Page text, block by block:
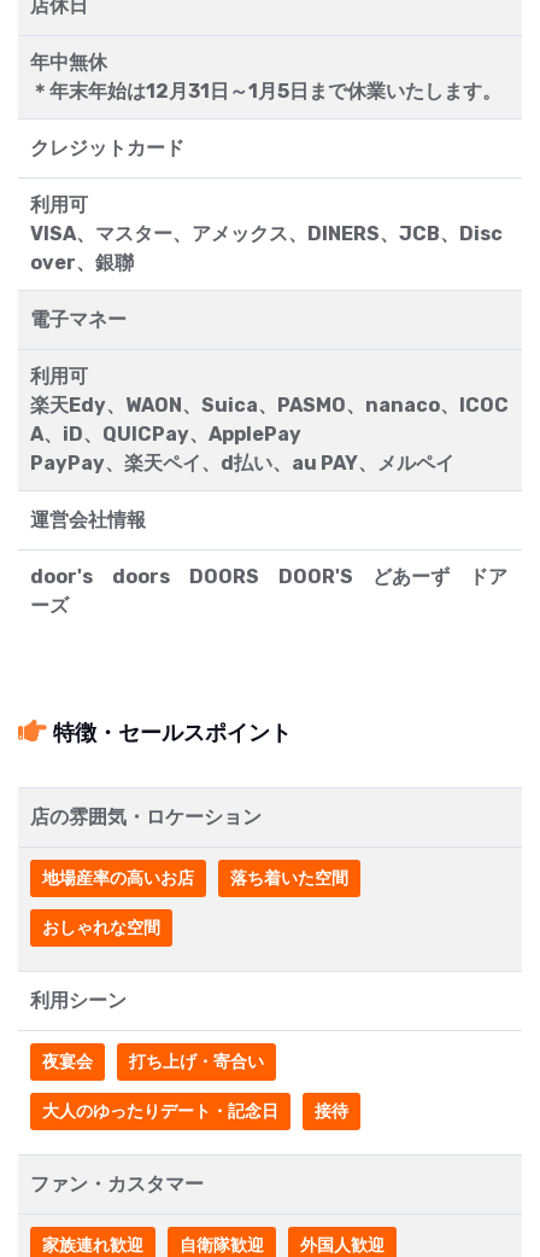
店休日
年中無休
＊年末年始は12月31日～1月5日まで休業いたします。
クレジットカード
利用可
VISA、マスター、アメックス、DINERS、JCB、Disc
over、銀聯
電子マネー
利用可
楽天Edy、WAON、Suica、PASMO、nanaco、ICOC
A、iD、QUICPay、ApplePay
PayPay、楽天ペイ、d払い、au PAY、メルペイ
運営会社情報
door's doors DOORS DOOR'S どあーず ドア
ーズ
特徴・セールスポイント
店の雰囲気・ロケーション
地場産率の高いお店 落ち着いた空間
おしゃれな空間
利用シーン
夜宴会 打ち上げ・寄合い
大人のゆったりデート・記念日 接待
ファン・カスタマー
家族連れ歓迎 自衛隊歓迎 外国人歓迎